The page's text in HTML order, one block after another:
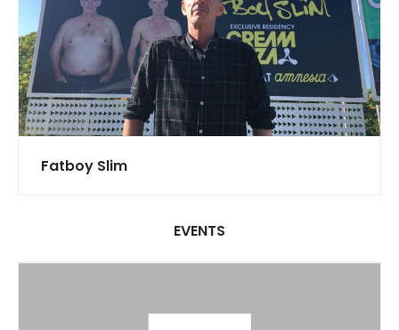
Fatboy Slim
EVENTS